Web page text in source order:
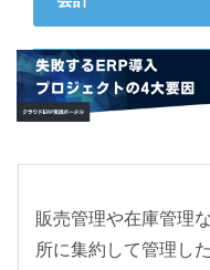
ERP
会計
CRM／営業支援／E
DX（2025年の崖）
販売管理や在庫管理
所に集約して管理し